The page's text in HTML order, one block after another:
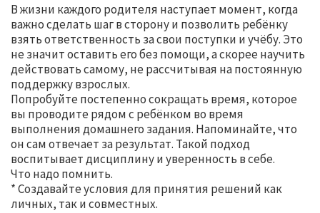
В жизни каждого родителя наступает момент, когда
важно сделать шаг в сторону и позволить ребёнку
взять ответственность за свои поступки и учёбу. Это
не значит оставить его без помощи, а скорее научить
действовать самому, не рассчитывая на постоянную
поддержку взрослых.
Попробуйте постепенно сокращать время, которое
вы проводите рядом с ребёнком во время
выполнения домашнего задания. Напоминайте, что
он сам отвечает за результат. Такой подход
воспитывает дисциплину и уверенность в себе.
Что надо помнить.
* Создавайте условия для принятия решений как
личных, так и совместных.